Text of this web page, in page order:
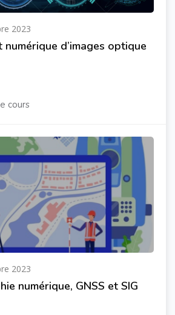
2023
d’images optique
cours
2023
numérique, GNSS et SIG